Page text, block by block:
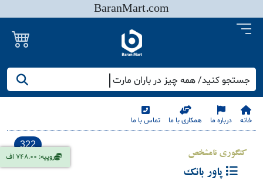
BaranMart.com
جستجو کنید/ همه چیز در باران مارت
خانه درباره ما همکاری با ما تماس با ما
روپیه: 748.00 اف
322
کتگوری نامشخص
پاور بانک